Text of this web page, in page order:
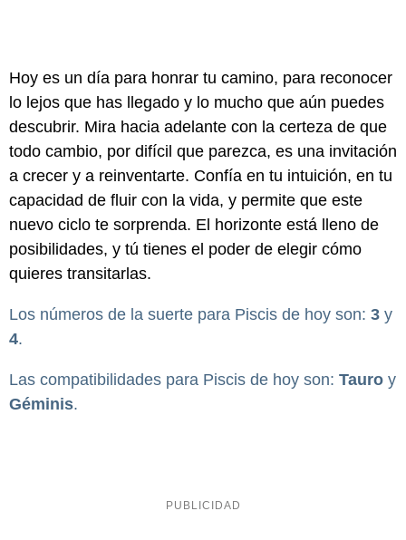
Hoy es un día para honrar tu camino, para reconocer
lo lejos que has llegado y lo mucho que aún puedes
descubrir. Mira hacia adelante con la certeza de que
todo cambio, por difícil que parezca, es una invitación
a crecer y a reinventarte. Confía en tu intuición, en tu
capacidad de fluir con la vida, y permite que este
nuevo ciclo te sorprenda. El horizonte está lleno de
posibilidades, y tú tienes el poder de elegir cómo
quieres transitarlas.
Los números de la suerte para Piscis de hoy son: 3 y
4.
Las compatibilidades para Piscis de hoy son: Tauro y
Géminis.